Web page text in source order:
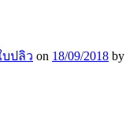
บปลิว on 18/09/2018 by